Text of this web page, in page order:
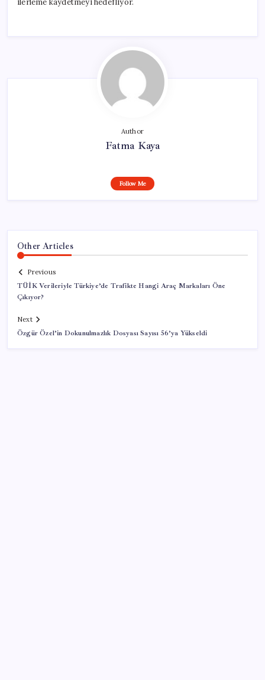
Author
Fatma Kaya
Follow Me
Other Articles
Previous
TÜİK Verileriyle Türkiye’de Trafikte Hangi Araç Markaları Öne
Çıkıyor?
Next
Özgür Özel’in Dokunulmazlık Dosyası Sayısı 56’ya Yükseldi